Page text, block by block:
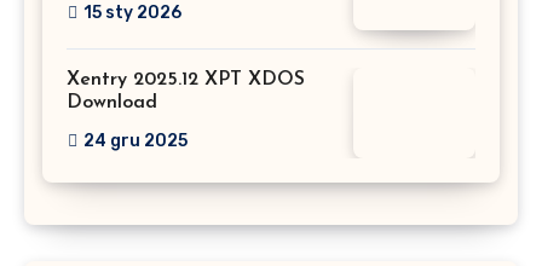
15 sty 2026
Xentry 2025.12 XPT XDOS
Download
24 gru 2025